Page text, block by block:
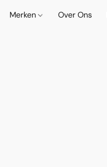
Merken Over Ons